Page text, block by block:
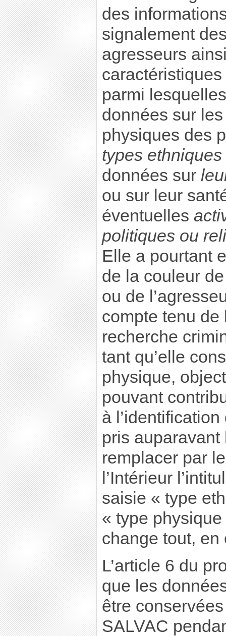
des
signalement
agresseurs
parmi
données sur
physiques des
types
données sur
ou sur leur
éventuelles
politiques ou
Elle a pourtant
de la couleur
ou de
compte tenu de
recherche
tant qu’elle
physique,
pouvant
à
pris
remplacer par
l’Intérieur
saisie « type
« type
change tout, en
L’article 6 du
que les
être
SALVAC